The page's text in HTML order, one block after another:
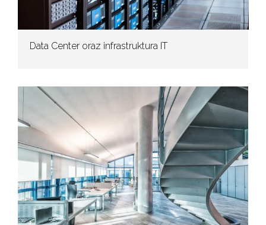
Data Center oraz infrastruktura IT